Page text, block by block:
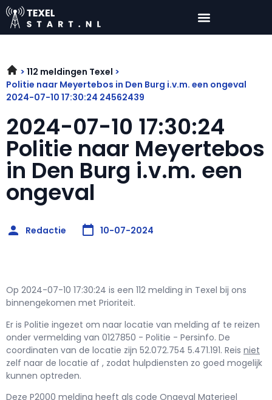
112 meldingen Texel
Politie naar Meyertebos in Den Burg i.v.m. een ongeval
2024-07-10 17:30:24 24562439
2024-07-10 17:30:24
Politie naar Meyertebos
in Den Burg i.v.m. een
ongeval
Redactie 10-07-2024
Op 2024-07-10 17:30:24 is een 112 melding in Texel bij ons
binnengekomen met Prioriteit.
Er is Politie ingezet om naar locatie van melding af te reizen
onder vermelding van 0127850 - Politie - Persinfo. De
coordinaten van de locatie zijn 52.072.754 5.471.191. Reis niet
zelf naar de locatie af , zodat hulpdiensten zo goed mogelijk
kunnen optreden.
Deze P2000 melding heeft als code Ongeval Materieel